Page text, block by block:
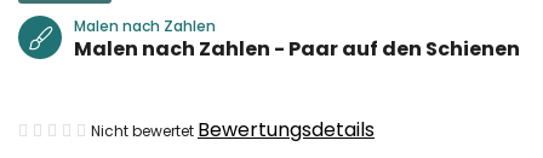
Malen nach Zahlen
Malen nach Zahlen - Paar auf den Schienen
Die
Nicht bewertet Bewertungsdetails